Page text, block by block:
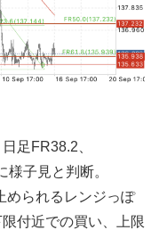
足FR38.2、
子見と判断。
められるレンジっぽ
付近での買い、上限